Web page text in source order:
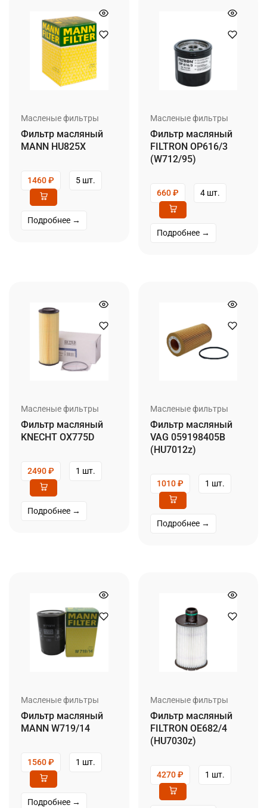
Масленые фильтры
Фильтр масляный
MANN HU825X
1460₽ 5 шт.
Подробнее →
Масленые фильтры
Фильтр масляный
FILTRON OP616/3
(W712/95)
660₽ 4 шт.
Подробнее →
Масленые фильтры
Фильтр масляный
KNECHT OX775D
2490₽ 1 шт.
Подробнее →
Масленые фильтры
Фильтр масляный
VAG 059198405B
(HU7012z)
1010₽ 1 шт.
Подробнее →
Масленые фильтры
Фильтр масляный
MANN W719/14
1560₽ 1 шт.
Подробнее →
Масленые фильтры
Фильтр масляный
FILTRON OE682/4
(HU7030z)
4270₽ 1 шт.